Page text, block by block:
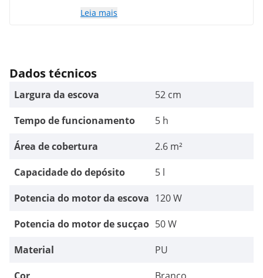
para varrer na produção. A construção é
robusta, o que mais nos atraiu.
Leia mais
Dados técnicos
Largura da escova
52 cm
Tempo de funcionamento
5 h
Área de cobertura
2.6 m²
Capacidade do depósito
5 l
Potencia do motor da escova 120 W
Potencia do motor de sucçao 50 W
Material
PU